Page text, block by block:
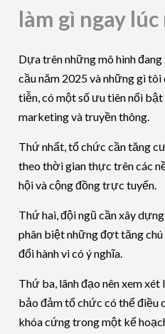
làm gì ngay lúc
Dựa trên những mô hình
cầu năm 2025 và những gì
tiễn, có một số ưu tiên nổi bật
marketing và truyền thông.
Thứ nhất, tổ chức cần tăng
theo thời gian thực trên các
hội và cộng đồng trực tuyến.
Thứ hai, đội ngũ cần xây
phân biệt những đợt tăng
đổi hành vi có ý nghĩa.
Thứ ba, lãnh đạo nên xem
bảo đảm tổ chức có thể điều
khóa cứng trong một kế